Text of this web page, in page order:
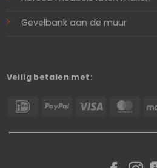
Gevelbank aan de muur
Veilig betalen met:
IDeal PayPalVisa